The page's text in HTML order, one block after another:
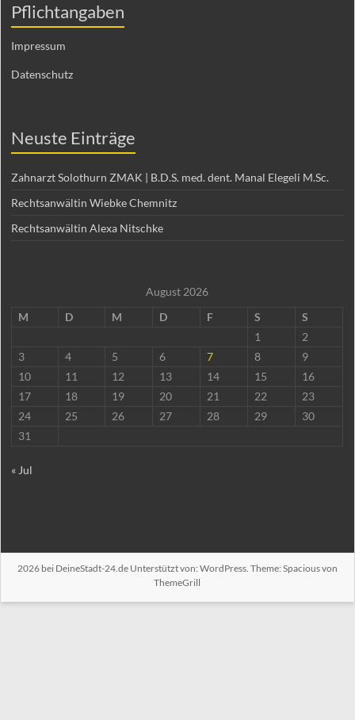
Pflichtangaben
Impressum
Datenschutz
Neuste Einträge
Zahnarzt Solothurn ZMAK | B.D.S. med. dent. Manal Elegeli M.Sc.
Rechtsanwältin Wiebke Chemnitz
Rechtsanwältin Alexa Nitschke
August 2026
M
D M D F S
S
1
2
3
4 5 6 7 8
9
10
11 12 13 14 15
16
17
18 19 20 21 22
23
24
25 26 27 28 29
30
31
« Jul
2026 bei DeineStadt-24.deUnterstützt von: WordPress. Theme: Spacious von
ThemeGrill